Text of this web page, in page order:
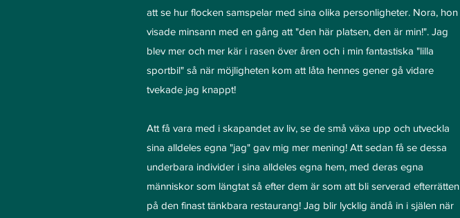
att se hur flocken samspelar med sina olika personligheter. Nora, hon
visade minsann med en gång att "den här platsen, den är min!". Jag
blev mer och mer kär i rasen över åren och i min fantastiska "lilla
sportbil" så när möjligheten kom att låta hennes gener gå vidare
tvekade jag knappt!
Att få vara med i skapandet av liv, se de små växa upp och utveckla
sina alldeles egna "jag" gav mig mer mening! Att sedan få se dessa
underbara individer i sina alldeles egna hem, med deras egna
människor som längtat så efter dem är som att bli serverad efterrätten
på den finast tänkbara restaurang! Jag blir lycklig ändå in i själen när